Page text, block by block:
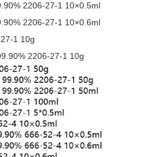
2206-27-1 10×0.5ml
2206-27-1 10×0.6ml
1 10g
2206-27-1 10g